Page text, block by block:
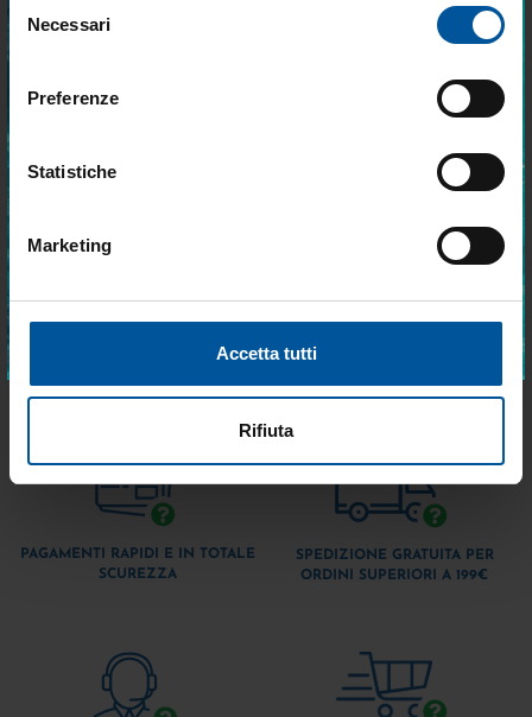
vantaggiose e selezionate per chi vive la
delNecessari
Preferenze
Statistiche
Marketing
Accetta tutti
Rifiuta
OFFERTE SPECIALI
- 25% OFFERTE SPECIALI
SPEDIZIONE GRATUITA
Parmax 4hd 40psi 24v
PAGAMENTI RAPIDI E IN TOTALE
SCUREZZA
SPEDIZIONE GRATUITA PER
ORDINI SUPERIORI A 199€